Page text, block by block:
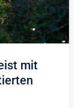
mit